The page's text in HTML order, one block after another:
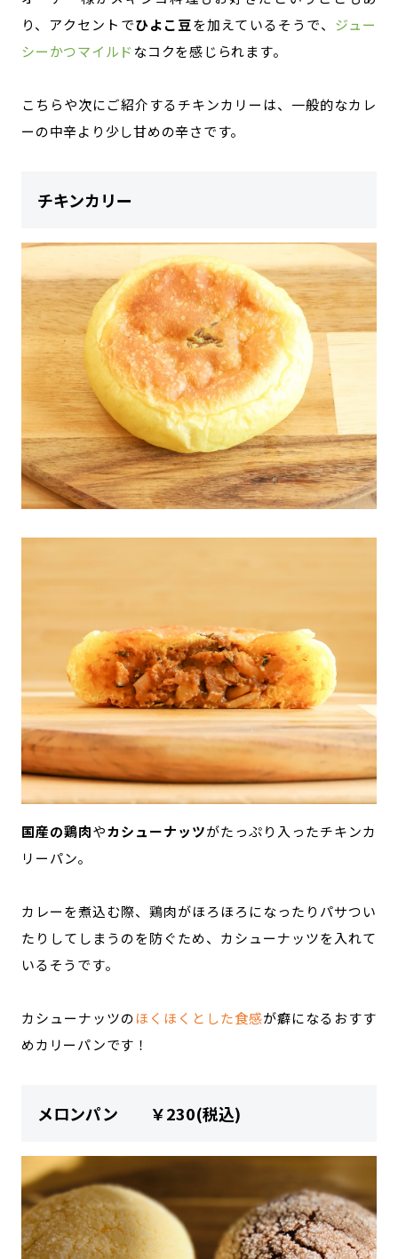
り、アクセントでひよこ豆を加えているそうで、 ジュー
シーかつマイルド なコクを感じられます。
こちらや次にご紹介するチキンカリーは、一般的なカレ
ーの中辛より少し甘めの辛さです。
チキンカリー
国産の鶏肉やカシューナッツがたっぷり入ったチキンカ
リーパン。
カレーを煮込む際、鶏肉がほろほろになったりパサつい
たりしてしまうのを防ぐため、カシューナッツを入れて
いるそうです。
カシューナッツのほくほくとした食感が癖になるおすす
めカリーパンです！
メロンパン ￥230(税込)